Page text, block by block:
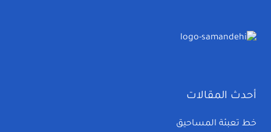
أحدث المقالات
خط تعبئة المساحيق